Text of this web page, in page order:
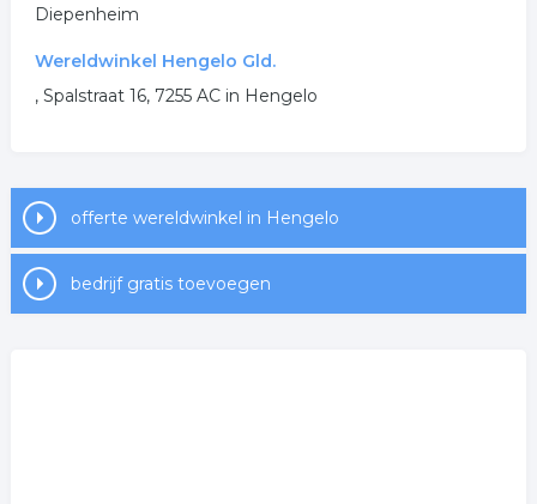
Diepenheim
Wereldwinkel Hengelo Gld.
, Spalstraat 16, 7255 AC in Hengelo
offerte wereldwinkel in Hengelo
bedrijf gratis toevoegen